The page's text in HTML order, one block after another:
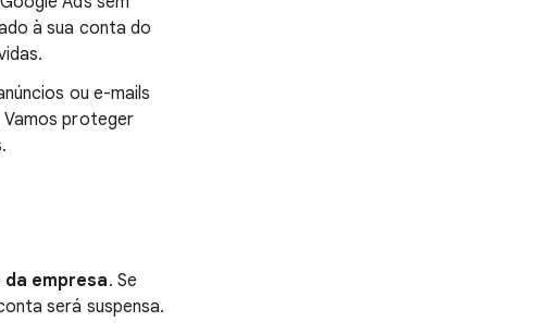
à sua conta do
ou e-mails
proteger
empresa. Se
será suspensa.